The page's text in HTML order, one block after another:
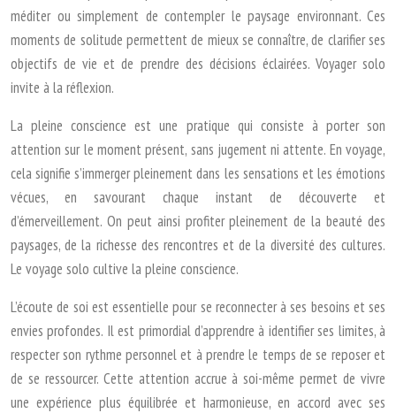
méditer ou simplement de contempler le paysage environnant. Ces
moments de solitude permettent de mieux se connaître, de clarifier ses
objectifs de vie et de prendre des décisions éclairées. Voyager solo
invite à la réflexion.
La pleine conscience est une pratique qui consiste à porter son
attention sur le moment présent, sans jugement ni attente. En voyage,
cela signifie s’immerger pleinement dans les sensations et les émotions
vécues, en savourant chaque instant de découverte et
d’émerveillement. On peut ainsi profiter pleinement de la beauté des
paysages, de la richesse des rencontres et de la diversité des cultures.
Le voyage solo cultive la pleine conscience.
L’écoute de soi est essentielle pour se reconnecter à ses besoins et ses
envies profondes. Il est primordial d’apprendre à identifier ses limites, à
respecter son rythme personnel et à prendre le temps de se reposer et
de se ressourcer. Cette attention accrue à soi-même permet de vivre
une expérience plus équilibrée et harmonieuse, en accord avec ses